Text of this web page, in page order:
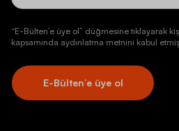
“E-Bülten’e üye ol” düğmesine tıklayarak
kapsamında aydınlatma metnini kabul
E-Bülten’e üye ol